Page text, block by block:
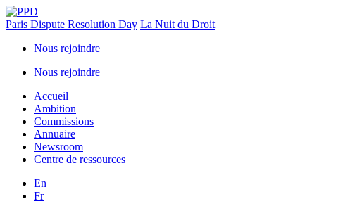
Paris Dispute Resolution Day La Nuit du Droit
Nous rejoindre
Nous rejoindre
Accueil
Ambition
Commissions
Annuaire
Newsroom
Centre de ressources
En
Fr